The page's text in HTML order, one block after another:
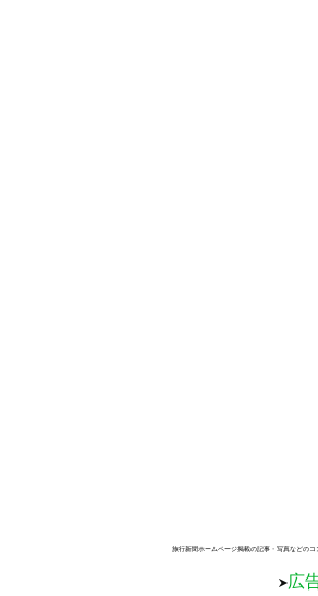
旅行新聞ホームページ掲載の記事・写真などのコ
広